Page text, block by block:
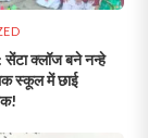
क्लॉज बने नन्हे
स्कूल में छाई